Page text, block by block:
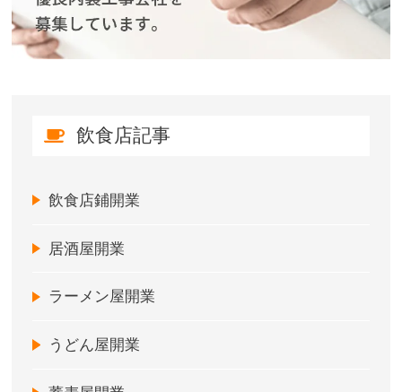
飲食店記事
飲食店鋪開業
居酒屋開業
ラーメン屋開業
うどん屋開業